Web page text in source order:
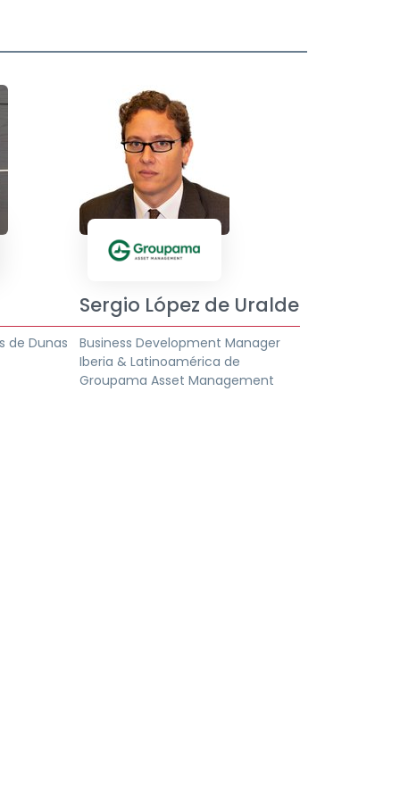
de Dunas
Sergio López de Uralde
Business Development Manager
Iberia & Latinoamérica de
Groupama Asset Management